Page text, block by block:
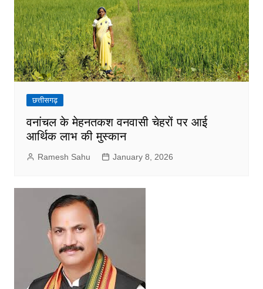
छत्तीसगढ़
वनांचल के मेहनतकश वनवासी चेहरों पर आई
आर्थिक लाभ की मुस्कान
Ramesh Sahu January 8, 2026